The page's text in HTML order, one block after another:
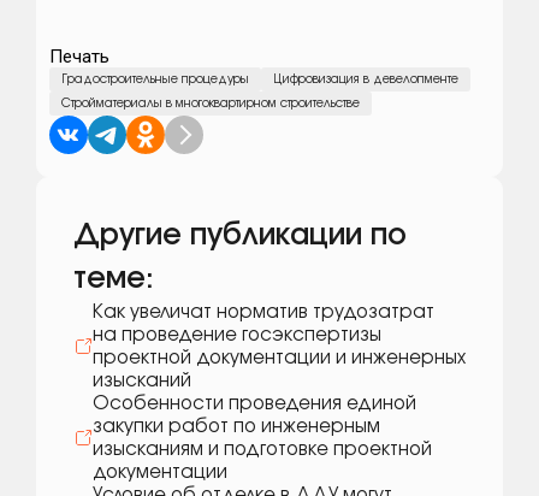
Печать
Градостроительные процедуры
Цифровизация в девелопменте
Стройматериалы в многоквартирном строительстве
Другие публикации по
теме:
Как увеличат норматив трудозатрат
на проведение госэкспертизы
проектной документации и инженерных
изысканий
Особенности проведения единой
закупки работ по инженерным
изысканиям и подготовке проектной
документации